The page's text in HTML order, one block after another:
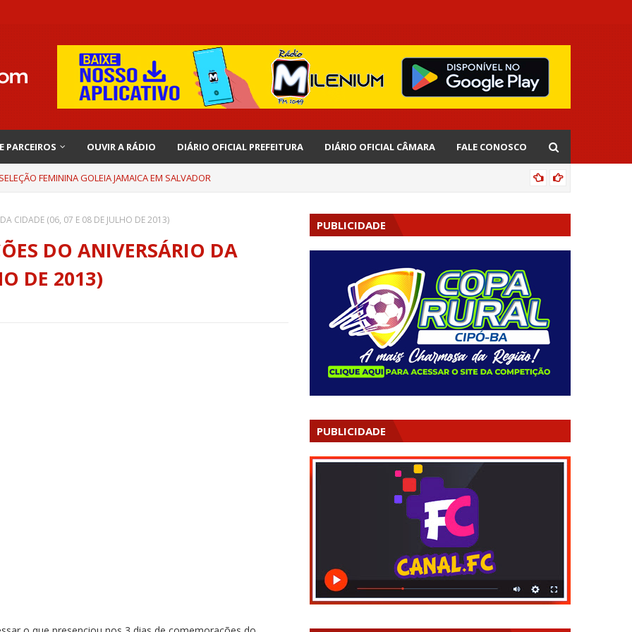
PARCEIROS OUVIR A RÁDIO DIÁRIO OFICIAL PREFEITURA DIÁRIO OFICIAL CÂMARA FALE CONOSCO
FEMININA GOLEIA JAMAICA EM SALVADOR
CIDADE (06, 07 E 08 DE JULHO DE 2013)
DO ANIVERSÁRIO DA
DE 2013)
PUBLICIDADE
PUBLICIDADE